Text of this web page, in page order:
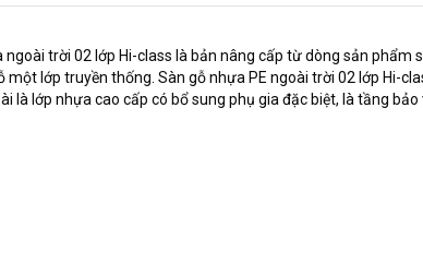
ngoài trời 02 lớp Hi-class là bản nâng cấp từ dòng sản
một lớp truyền thống. Sàn gỗ nhựa PE ngoài trời 02 lớp Hi-
là lớp nhựa cao cấp có bổ sung phụ gia đặc biệt, là tầng